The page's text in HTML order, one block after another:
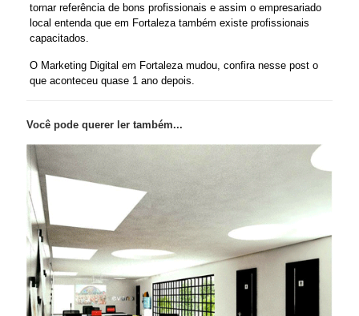
tornar referência de bons profissionais e assim o empresariado
local entenda que em Fortaleza também existe profissionais
capacitados.
O Marketing Digital em Fortaleza mudou, confira nesse post o
que aconteceu quase 1 ano depois.
Você pode querer ler também...